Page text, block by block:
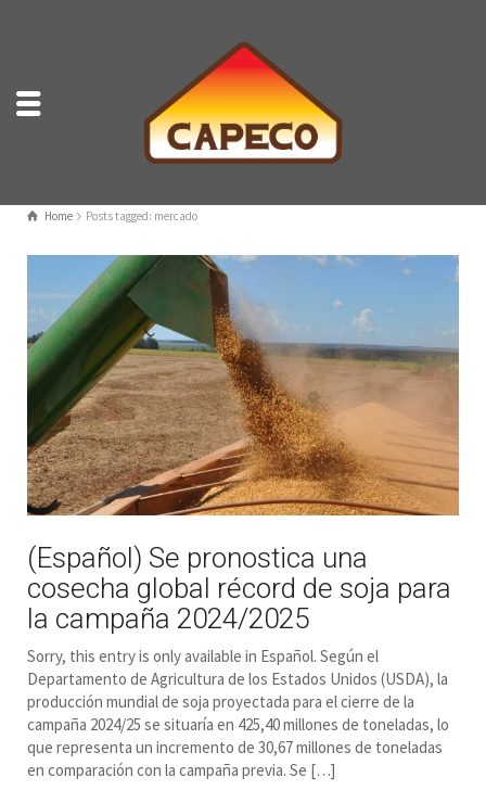
Home Posts tagged: mercado
(Español) Se pronostica una
cosecha global récord de soja para
la campaña 2024/2025
Sorry, this entry is only available in Español. Según el
Departamento de Agricultura de los Estados Unidos (USDA), la
producción mundial de soja proyectada para el cierre de la
campaña 2024/25 se situaría en 425,40 millones de toneladas, lo
que representa un incremento de 30,67 millones de toneladas
en comparación con la campaña previa. Se […]